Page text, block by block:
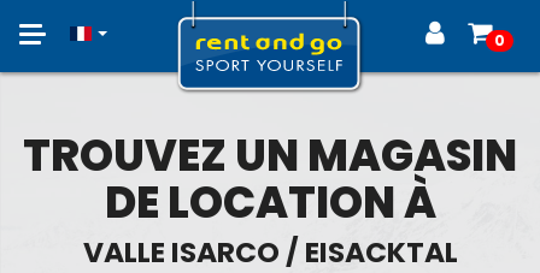
Toggle
0
TROUVEZ UN MAGASIN
DE LOCATION À
VALLE ISARCO / EISACKTAL